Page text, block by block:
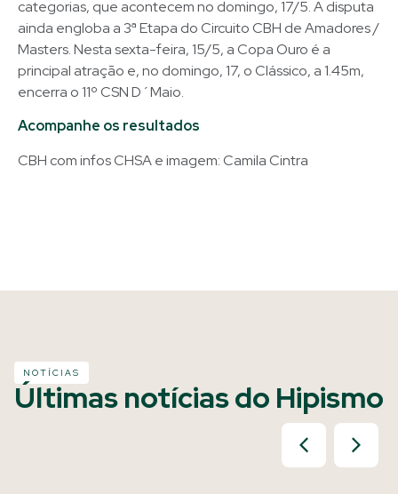
categorias, que acontecem no domingo, 17/5. A disputa
ainda engloba a 3ª Etapa do Circuito CBH de Amadores /
Masters. Nesta sexta-feira, 15/5, a Copa Ouro é a
principal atração e, no domingo, 17, o Clássico, a 1.45m,
encerra o 11º CSN D´Maio.
Acompanhe os resultados
CBH com infos CHSA e imagem: Camila Cintra
NOTÍCIAS
Últimas notícias do Hipismo